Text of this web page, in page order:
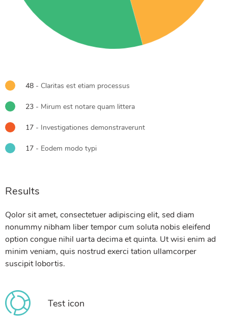
48 - Claritas est etiam processus
23 - Mirum est notare quam littera
17 - Investigationes demonstraverunt
17 - Eodem modo typi
Results
Qolor sit amet, consectetuer adipiscing elit, sed diam
nonummy nibham liber tempor cum soluta nobis eleifend
option congue nihil uarta decima et quinta. Ut wisi enim ad
minim veniam, quis nostrud exerci tation ullamcorper
suscipit lobortis.
Test icon